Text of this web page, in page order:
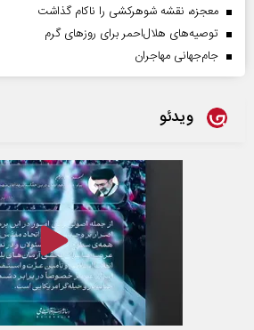
معجزه، نقشه شوهرکشی را ناکام گذاشت
توصیه‌های هلال‌احمر برای روز‌های گرم
جام‌جهانی مهاجران
ویدئو